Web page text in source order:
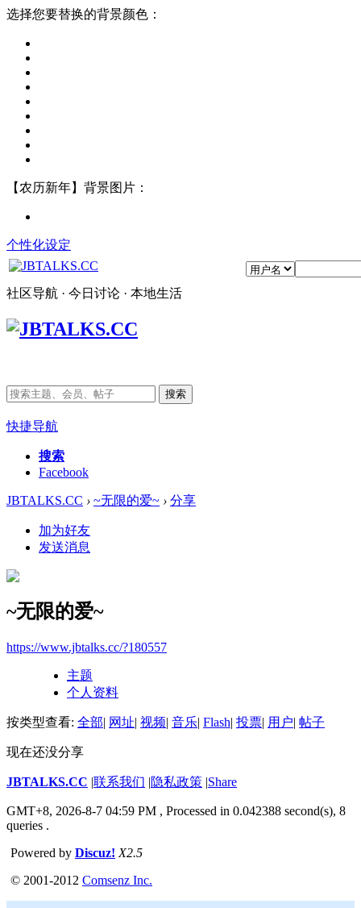
选择您要替换的背景颜色：
【农历新年】背景图片：
个性化设定
社区导航 · 今日讨论 · 本地生活
搜索
快捷导航
搜索
Facebook
JBTALKS.CC › ~无限的爱~ › 分享
加为好友
发送消息
~无限的爱~
https://www.jbtalks.cc/?180557
主题
个人资料
按类型查看: 全部| 网址| 视频| 音乐| Flash| 投票| 用户| 帖子
现在还没分享
JBTALKS.CC |联系我们 |隐私政策 |Share
GMT+8, 2026-8-7 04:59 PM , Processed in 0.042388 second(s), 8
queries .
Powered by Discuz! X2.5
© 2001-2012 Comsenz Inc.